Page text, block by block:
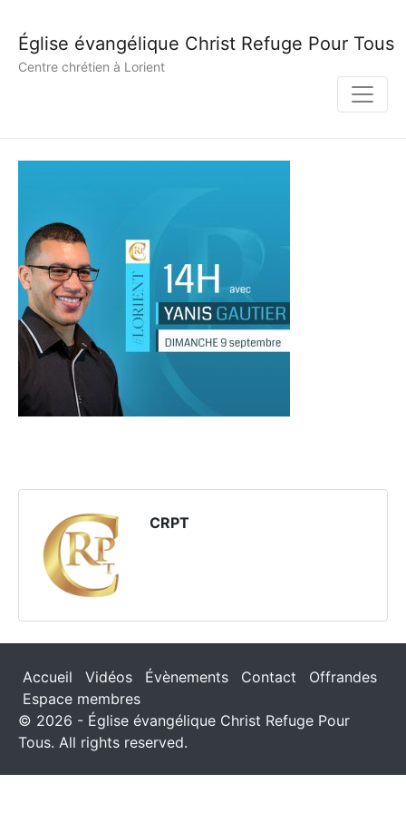
Église évangélique Christ Refuge Pour Tous
Centre chrétien à Lorient
CRPT
Accueil Vidéos Évènements Contact
Offrandes
Espace membres
© 2026 - Église évangélique Christ Refuge Pour
Tous. All rights reserved.